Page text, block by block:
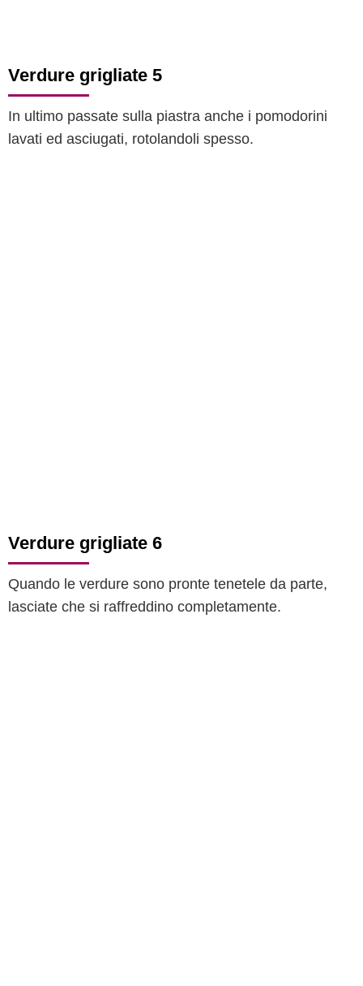
Verdure grigliate 5
In ultimo passate sulla piastra anche i pomodorini
lavati ed asciugati, rotolandoli spesso.
Verdure grigliate 6
Quando le verdure sono pronte tenetele da parte,
lasciate che si raffreddino completamente.